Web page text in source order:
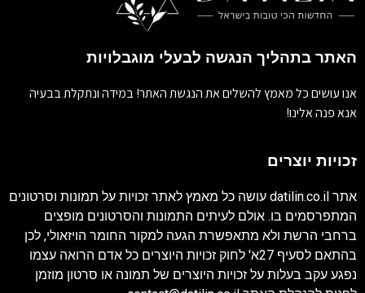
האתר בתהליך הנגשה לבעלי מוגבלויות
אנו עושים כל מאמץ להשלים את הנגשת האתר! במידה ונתקלת בבעיה
אנא פנה אלינו!
זכויות יוצרים
אתר datilin.co.il עושה כל מאמץ לאתר זכויות על תמונות וסרטונים
המתפרסמים בו. אולם לעיתים התמונות והסרטונים מופצים
ברחבי הרשת ולא מתאפשרת הגעה למקור החומר הויזאולי, לכן
בהתאם לסעיף 27א' לחוק זכויות היוצרים כל אדם הרואה עצמו
נפגע עקב בעלות על זכויות היוצרים של תמונה או סרטון מוזמן